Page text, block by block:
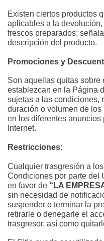
Existen ciertos productos
aplicables a la
frescos preparados;
descripción del producto.
Promociones y
Son aquellas quitas sobre
establezcan en la Página
sujetas a las condiciones,
duración o volumen de
en los diferentes
Internet.
Restricciones:
Cualquier trasgresión a
Condiciones por parte del
en favor de “LA
sin necesidad de
suspender o terminar la
retirarle o denegarle el
trasgresor, así como